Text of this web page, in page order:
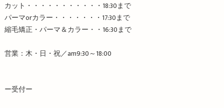
カット・・・・・・・・・・・ 18:30まで
パーマorカラー・・・・・・・ 17:30まで
縮毛矯正・パーマ＆カラー・・ 16:30まで
営業：木・日・祝／am9:30～18:00
ー受付ー